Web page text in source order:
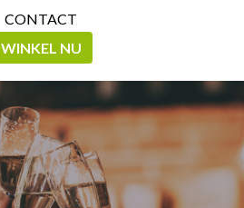
CONTACT
WINKEL NU